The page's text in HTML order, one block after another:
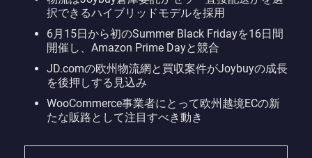
択できるハイブリッドモデルを採用
6月15日から初のSummer Black Fridayを16日間
開催し、Amazon Prime Dayと競合
JD.comの欧州物流網と買収案件がJoybuyの成長
を後押しする見込み
WooCommerce事業者にとって欧州越境ECの新
たな販路として注目すべき動き